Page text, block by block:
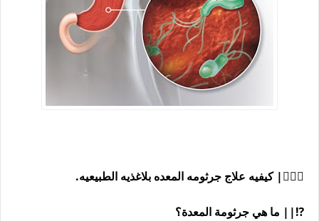
👨🏼‍⚕| كيفيه علاج جرثومه المعده بلاغذيه الطبيعيه.
⁉️|| ما هي جرثومة المعدة؟